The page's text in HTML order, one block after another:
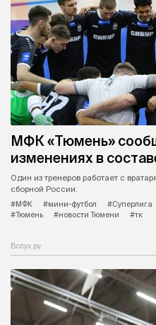
МФК «Тюмень»
изменениях в
Один из тренеров работает с
сборной России.
#МФК
#мини-футбол #Суперлига
#Тюмень
#новости Тюмени #тк
Вслух.ру